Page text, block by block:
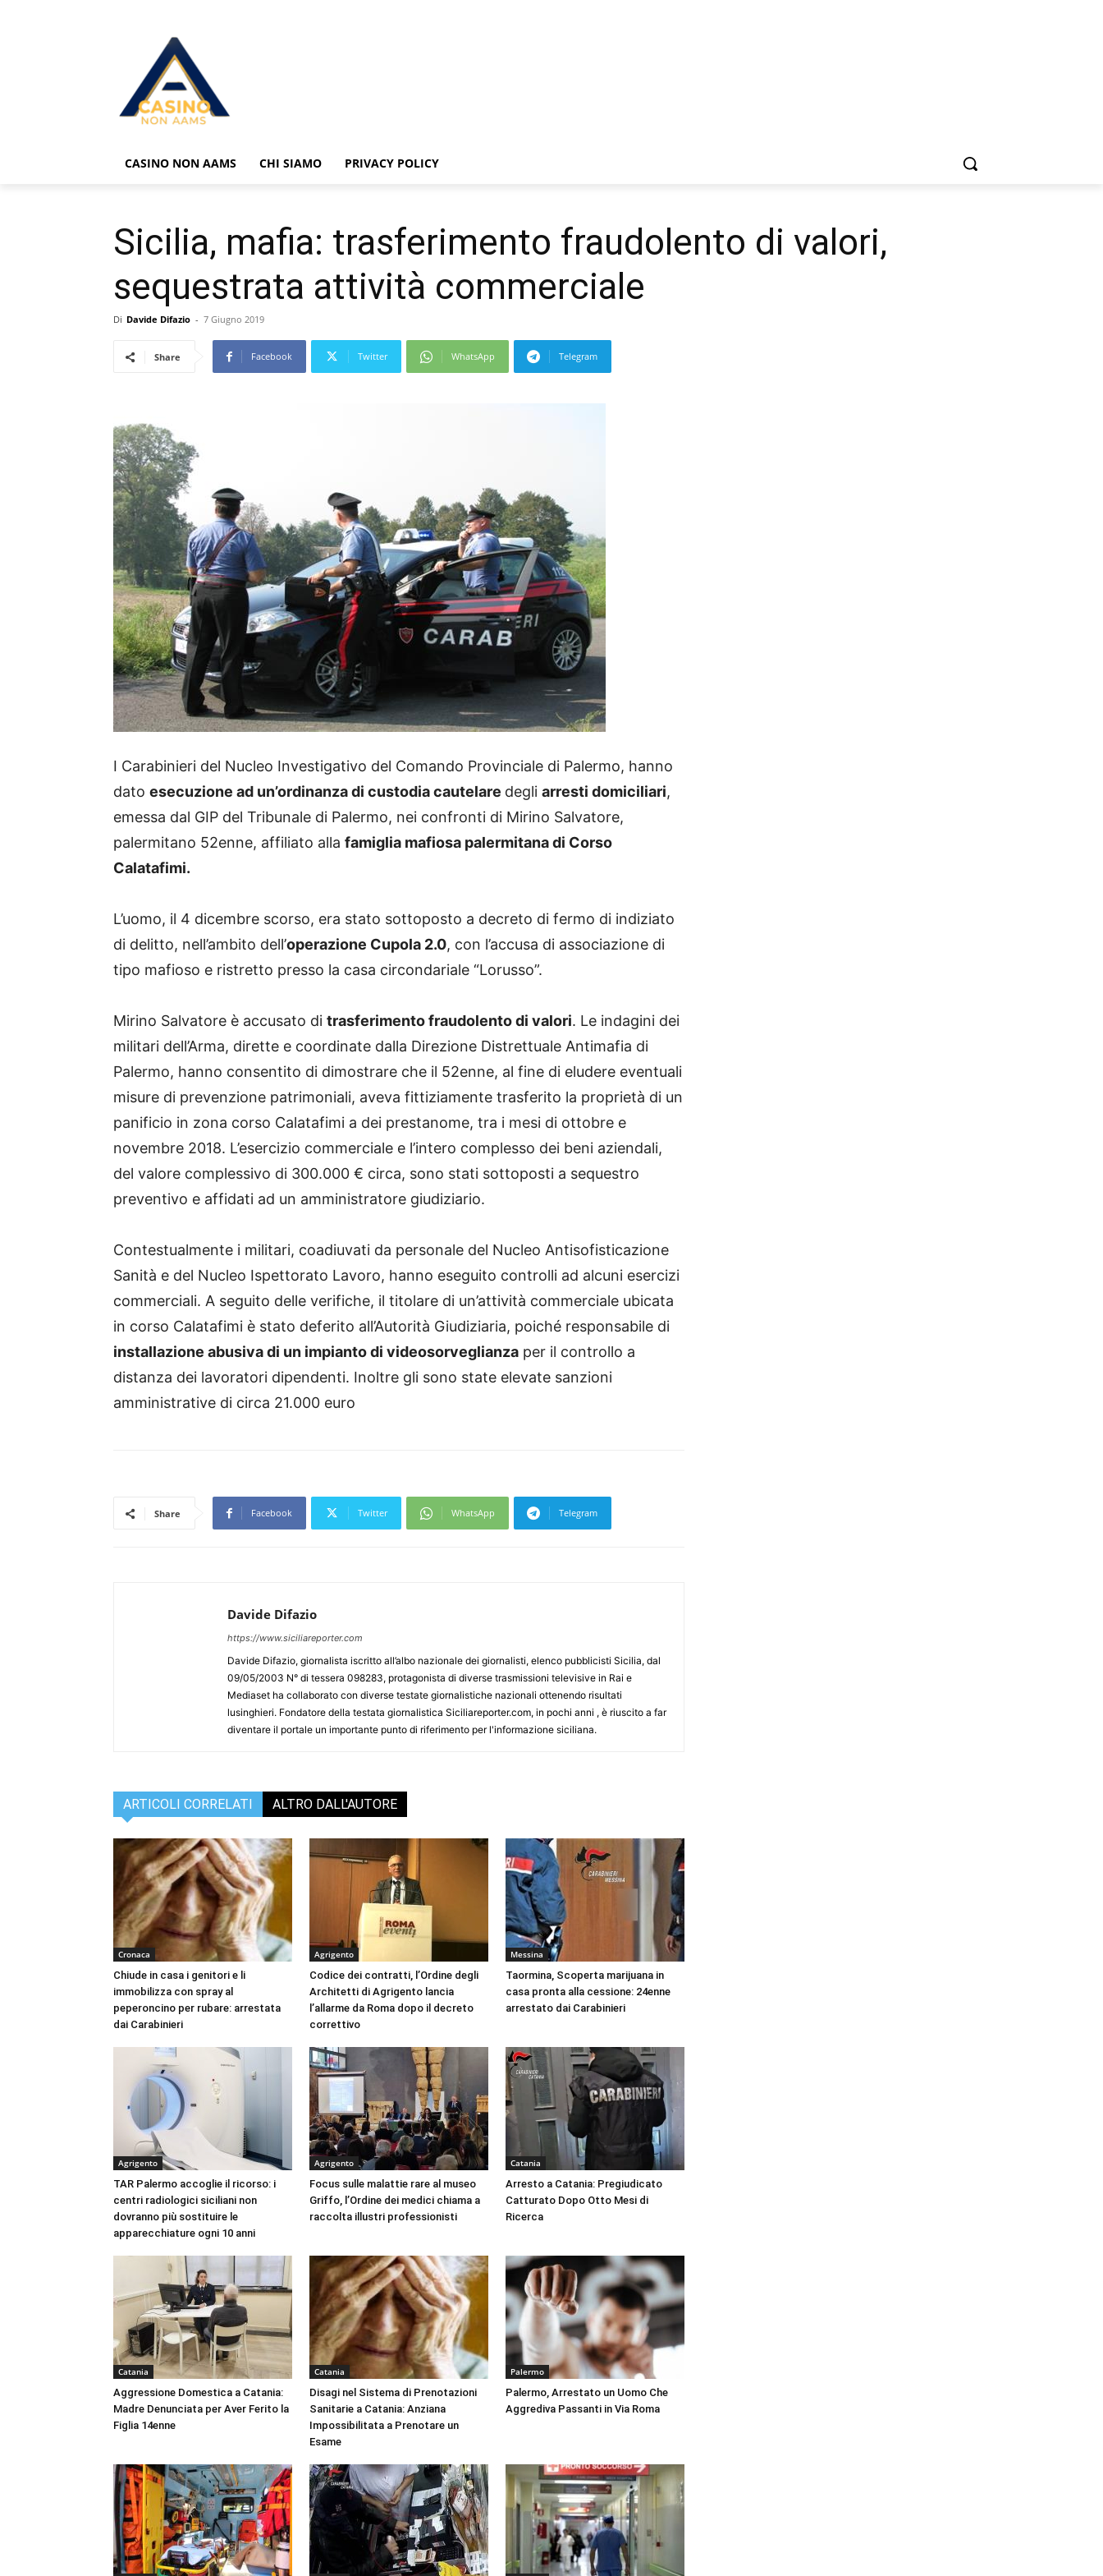
CASINO NON AAMS CHI SIAMO PRIVACY POLICY
Sicilia, mafia: trasferimento fraudolento di valori,
sequestrata attività commerciale
Di Davide Difazio - 7 Giugno 2019
Share Facebook Twitter WhatsApp Telegram
I Carabinieri del Nucleo Investigativo del Comando Provinciale di Palermo, hanno
dato esecuzione ad un’ordinanza di custodia cautelare degli arresti domiciliari,
emessa dal GIP del Tribunale di Palermo, nei confronti di Mirino Salvatore,
palermitano 52enne, affiliato alla famiglia mafiosa palermitana di Corso
Calatafimi.
L’uomo, il 4 dicembre scorso, era stato sottoposto a decreto di fermo di indiziato
di delitto, nell’ambito dell’operazione Cupola 2.0, con l’accusa di associazione di
tipo mafioso e ristretto presso la casa circondariale “Lorusso”.
Mirino Salvatore è accusato di trasferimento fraudolento di valori. Le indagini dei
militari dell’Arma, dirette e coordinate dalla Direzione Distrettuale Antimafia di
Palermo, hanno consentito di dimostrare che il 52enne, al fine di eludere eventuali
misure di prevenzione patrimoniali, aveva fittiziamente trasferito la proprietà di un
panificio in zona corso Calatafimi a dei prestanome, tra i mesi di ottobre e
novembre 2018. L’esercizio commerciale e l’intero complesso dei beni aziendali,
del valore complessivo di 300.000 € circa, sono stati sottoposti a sequestro
preventivo e affidati ad un amministratore giudiziario.
Contestualmente i militari, coadiuvati da personale del Nucleo Antisofisticazione
Sanità e del Nucleo Ispettorato Lavoro, hanno eseguito controlli ad alcuni esercizi
commerciali. A seguito delle verifiche, il titolare di un’attività commerciale ubicata
in corso Calatafimi è stato deferito all’Autorità Giudiziaria, poiché responsabile di
installazione abusiva di un impianto di videosorveglianza per il controllo a
distanza dei lavoratori dipendenti. Inoltre gli sono state elevate sanzioni
amministrative di circa 21.000 euro
Share Facebook Twitter WhatsApp Telegram
Davide Difazio
https://www.siciliareporter.com
Davide Difazio, giornalista iscritto all’albo nazionale dei giornalisti, elenco pubblicisti Sicilia, dal
09/05/2003 N° di tessera 098283, protagonista di diverse trasmissioni televisive in Rai e
Mediaset ha collaborato con diverse testate giornalistiche nazionali ottenendo risultati
lusinghieri. Fondatore della testata giornalistica Siciliareporter.com, in pochi anni , è riuscito a far
diventare il portale un importante punto di riferimento per l'informazione siciliana.
ARTICOLI CORRELATI ALTRO DALL'AUTORE
Cronaca
Chiude in casa i genitori e li
immobilizza con spray al
peperoncino per rubare: arrestata
dai Carabinieri
Agrigento
Codice dei contratti, l’Ordine degli
Architetti di Agrigento lancia
l’allarme da Roma dopo il decreto
correttivo
Messina
Taormina, Scoperta marijuana in
casa pronta alla cessione: 24enne
arrestato dai Carabinieri
Agrigento
TAR Palermo accoglie il ricorso: i
centri radiologici siciliani non
dovranno più sostituire le
apparecchiature ogni 10 anni
Agrigento
Focus sulle malattie rare al museo
Griffo, l’Ordine dei medici chiama a
raccolta illustri professionisti
Catania
Arresto a Catania: Pregiudicato
Catturato Dopo Otto Mesi di
Ricerca
Catania
Aggressione Domestica a Catania:
Madre Denunciata per Aver Ferito la
Figlia 14enne
Catania
Disagi nel Sistema di Prenotazioni
Sanitarie a Catania: Anziana
Impossibilitata a Prenotare un
Esame
Palermo
Palermo, Arrestato un Uomo Che
Aggrediva Passanti in Via Roma